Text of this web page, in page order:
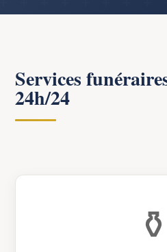
Services
24h/24
⚱️